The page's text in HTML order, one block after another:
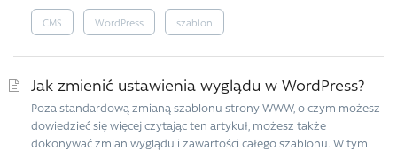
CMS WordPress szablon
Jak zmienić ustawienia wyglądu w WordPress?
Poza standardową zmianą szablonu strony WWW, o czym możesz
dowiedzieć się więcej czytając ten artykuł, możesz także
dokonywać zmian wyglądu i zawartości całego szablonu. W tym